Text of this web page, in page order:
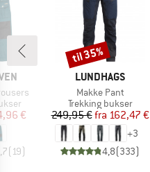
pris
€
(19)
MÆRKE
LUNDHAGS
Artikel
Makke Pant
Produktgruppe
Trekking bukser
Pris
249,95 € Nedsat pris
fra 162,47 €
+3
4,8(333)
Rabat
til 35%